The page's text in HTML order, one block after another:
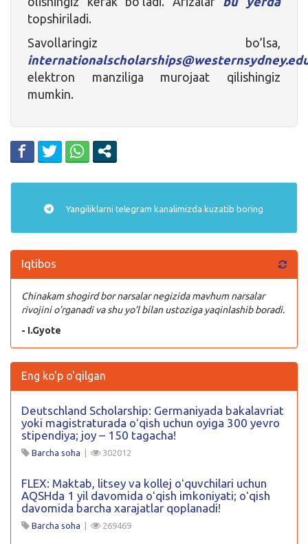
topshiriladi.
Savollaringiz bo’lsa,
elektron manziliga murojaat qilishingiz
mumkin.
Yangiliklarnitelegram kanalimizda kuzatib boring
Iqtibos
Chinakam shogird bor narsalar negizida mavhum narsalar
rivojini o’rganadi va shu yo’l bilan ustoziga yaqinlashib boradi.
- I.Gyote
Eng ko'p o'qilgan
Deutschland Scholarship: Germaniyada bakalavriat
yoki magistraturada oʻqish uchun oyiga 300 yevro
stipendiya; joy – 150 tagacha!
Barcha soha | 302012
FLEX: Maktab, litsey va kollej oʻquvchilari uchun
AQSHda 1 yil davomida oʻqish imkoniyati; oʻqish
davomida barcha xarajatlar qoplanadi!
Barcha soha | 269469